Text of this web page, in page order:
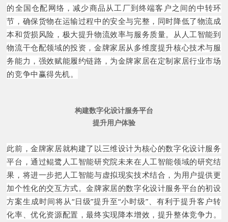
的全国仓配网络，减少商品从工厂到终端客户之间的中转环
节，确保货物在运输过程中的安全与完整，同时降低了物流成
本和货损风险，极大提升物流效率与服务质量。从人工智能到
物流干仓配领域的投资，金牌家居从多维度提升核心技术与服
务能力，强效赋能履约链路，为金牌家居在定制家居行业市场
的竞争中赢得先机。
构建数字化设计服务平台
提升用户体验
此前，金牌家居就构建了以三维设计为核心的数字化设计服务
平台，通过鲲鹭人工智能研究院未来在人工智能领域的研究结
果，将进一步把人工智能与虚拟现实技术结合，为用户提供更
加个性化的交互方式。金牌家居的数字化设计服务平台的初设
方案生成时间将从“日级”提升至“小时级”、有利于提升客户转
化率、优化资源配置，最终实现降本增效，提升整体竞争力。